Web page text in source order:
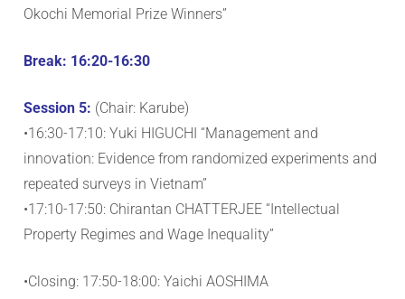
Okochi Memorial Prize Winners”
Break: 16:20-16:30
Session 5: (Chair: Karube)
•16:30-17:10: Yuki HIGUCHI “Management and
innovation: Evidence from randomized experiments and
repeated surveys in Vietnam”
•17:10-17:50: Chirantan CHATTERJEE “Intellectual
Property Regimes and Wage Inequality”
•Closing: 17:50-18:00: Yaichi AOSHIMA